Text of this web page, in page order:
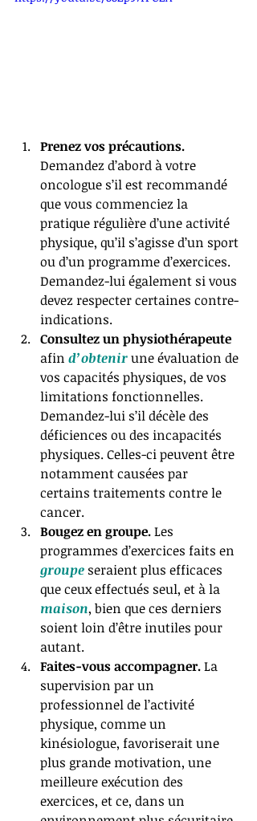
Prenez vos précautions.
Demandez d’abord à votre
oncologue s’il est recommandé
que vous commenciez la
pratique régulière d’une activité
physique, qu’il s’agisse d’un sport
ou d’un programme d’exercices.
Demandez-lui également si vous
devez respecter certaines contre-
indications.
Consultez un physiothérapeute
afin d’obtenir une évaluation de
vos capacités physiques, de vos
limitations fonctionnelles.
Demandez-lui s’il décèle des
déficiences ou des incapacités
physiques. Celles-ci peuvent être
notamment causées par
certains traitements contre le
cancer.
Bougez en groupe. Les
programmes d’exercices faits en
groupe seraient plus efficaces
que ceux effectués seul, et à la
maison, bien que ces derniers
soient loin d’être inutiles pour
autant.
Faites-vous accompagner. La
supervision par un
professionnel de l’activité
physique, comme un
kinésiologue, favoriserait une
plus grande motivation, une
meilleure exécution des
exercices, et ce, dans un